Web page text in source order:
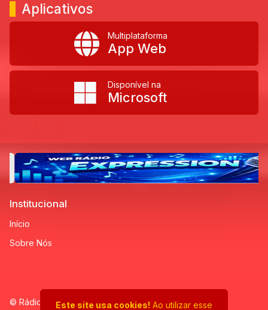
Aplicativos
Multiplataforma
App Web
Disponível na
Microsoft
Institucional
Início
Sobre Nós
© Rádio Sertaneja Sertão Vibe - Todos os direitos
Este site usa cookies! Ao utilizar esse